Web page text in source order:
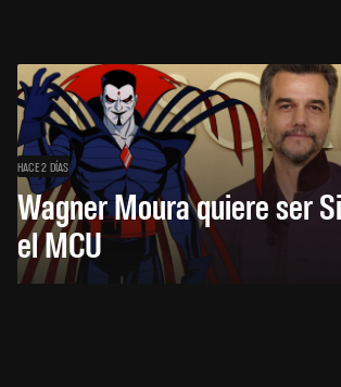
HACE 2 DÍAS
Wagner Moura quiere ser
el MCU